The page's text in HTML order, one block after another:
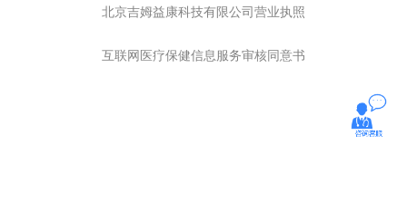
北京吉姆益康科技有限公司营业执照
互联网医疗保健信息服务审核同意书